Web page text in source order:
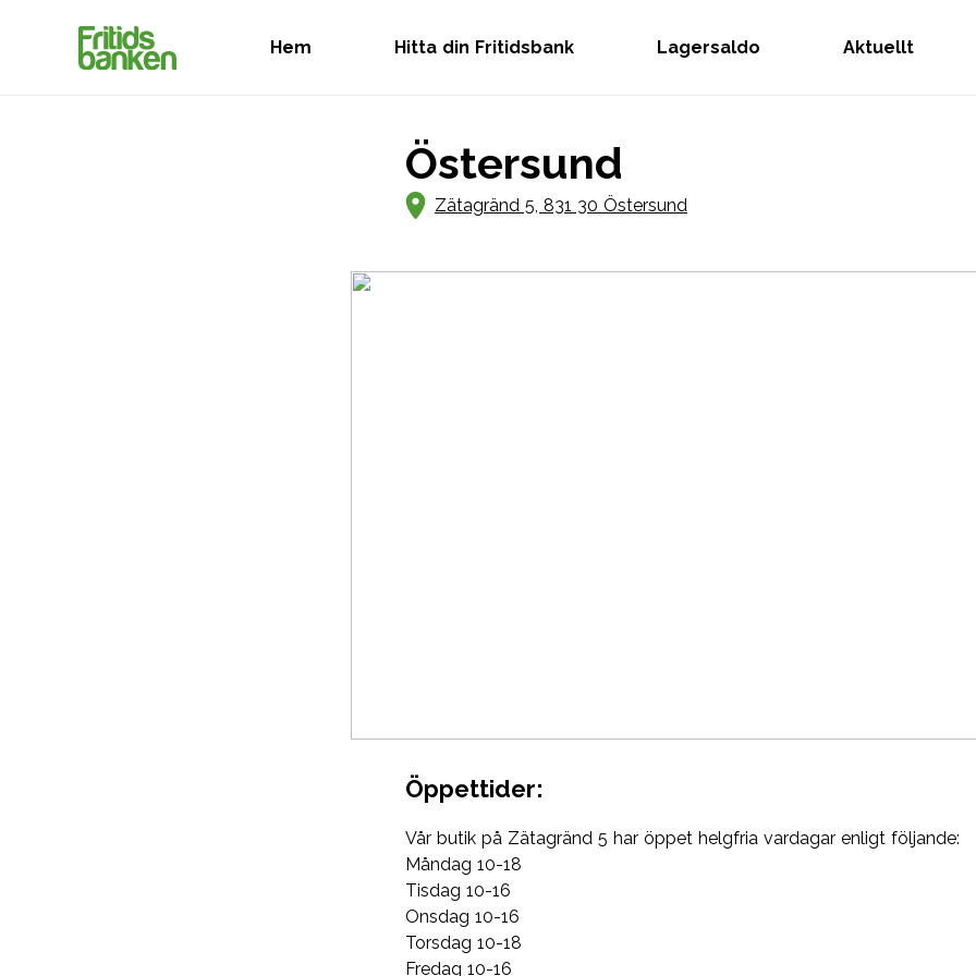
Hem Hitta din Fritidsbank Lagersaldo Aktuellt
Östersund
Zätagränd 5, 831 30 Östersund
Öppettider:
Vår butik på Zätagränd 5 har öppet helgfria vardagar enligt följande:
Måndag 10-18
Tisdag 10-16
Onsdag 10-16
Torsdag 10-18
Fredag 10-16